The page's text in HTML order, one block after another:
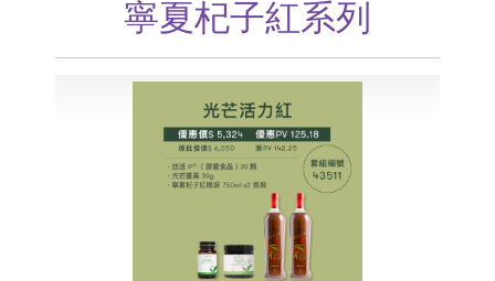
寧夏杞子紅系列